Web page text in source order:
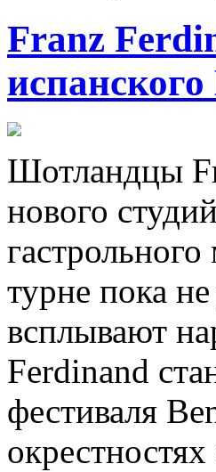
Franz
Шотландцы
нового
турне пока
всплывают
Ferdinand
фестиваля